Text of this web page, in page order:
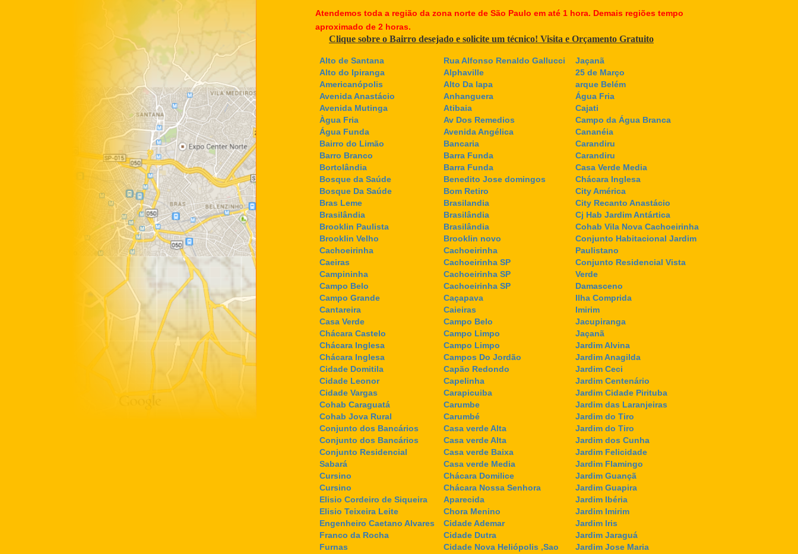
Atendemos toda a região da zona norte de São Paulo em até 1 hora. Demais regiões tempo
aproximado de 2 horas.
Clique sobre o Bairro desejado e solicite um técnico! Visita e Orçamento Gratuito
Alto de Santana
Alto do Ipiranga
Americanópolis
Avenida Anastácio
Avenida Mutinga
Àgua Fria
Água Funda
Bairro do Limão
Barro Branco
Bortolândia
Bosque da Saúde
Bosque Da Saúde
Bras Leme
Brasilândia
Brooklin Paulista
Brooklin Velho
Cachoeirinha
Caeiras
Campininha
Campo Belo
Campo Grande
Cantareira
Casa Verde
Chácara Castelo
Chácara Inglesa
Chácara Inglesa
Cidade Domitila
Cidade Leonor
Cidade Vargas
Cohab Caraguatá
Cohab Jova Rural
Conjunto dos Bancários
Conjunto dos Bancários
Conjunto Residencial
Sabará
Cursino
Cursino
Elisio Cordeiro de Siqueira
Elisio Teixeira Leite
Engenheiro Caetano Alvares
Franco da Rocha
Furnas
Rua Alfonso Renaldo Gallucci
Alphaville
Alto Da lapa
Anhanguera
Atibaia
Av Dos Remedios
Avenida Angélica
Bancaria
Barra Funda
Barra Funda
Benedito Jose domingos
Bom Retiro
Brasilandia
Brasilândia
Brasilândia
Brooklin novo
Cachoeirinha
Cachoeirinha SP
Cachoeirinha SP
Cachoeirinha SP
Caçapava
Caieiras
Campo Belo
Campo Limpo
Campo Limpo
Campos Do Jordão
Capão Redondo
Capelinha
Carapicuiba
Carumbe
Carumbé
Casa verde Alta
Casa verde Alta
Casa verde Baixa
Casa verde Media
Chácara Domilice
Chácara Nossa Senhora
Aparecida
Chora Menino
Cidade Ademar
Cidade Dutra
Cidade Nova Heliópolis ,Sao
Jaçanã
25 de Março
arque Belém
Água Fria
Cajati
Campo da Água Branca
Cananéia
Carandiru
Carandiru
Casa Verde Media
Chácara Inglesa
City América
City Recanto Anastácio
Cj Hab Jardim Antártica
Cohab Vila Nova Cachoeirinha
Conjunto Habitacional Jardim
Paulistano
Conjunto Residencial Vista
Verde
Damasceno
Ilha Comprida
Imirim
Jacupiranga
Jaçanã
Jardim Alvina
Jardim Anagilda
Jardim Ceci
Jardim Centenário
Jardim Cidade Pirituba
Jardim das Laranjeiras
Jardim do Tiro
Jardim do Tiro
Jardim dos Cunha
Jardim Felicidade
Jardim Flamingo
Jardim Guançã
Jardim Guapira
Jardim Ibéria
Jardim Imirim
Jardim Iris
Jardim Jaraguá
Jardim Jose Maria